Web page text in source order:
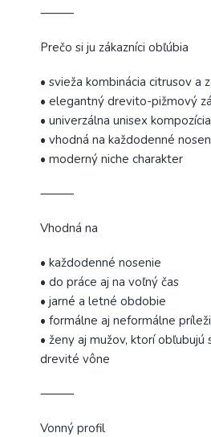
⸻
Prečo si ju zákazníci obľúbia
• svieža kombinácia citrusov a
• elegantný drevito-pižmový
• univerzálna unisex kompozícia
• vhodná na každodenné
• moderný niche charakter
⸻
Vhodná na
• každodenné nosenie
• do práce aj na voľný čas
• jarné a letné obdobie
• formálne aj neformálne
• ženy aj mužov, ktorí
drevité vône
⸻
Vonný profil